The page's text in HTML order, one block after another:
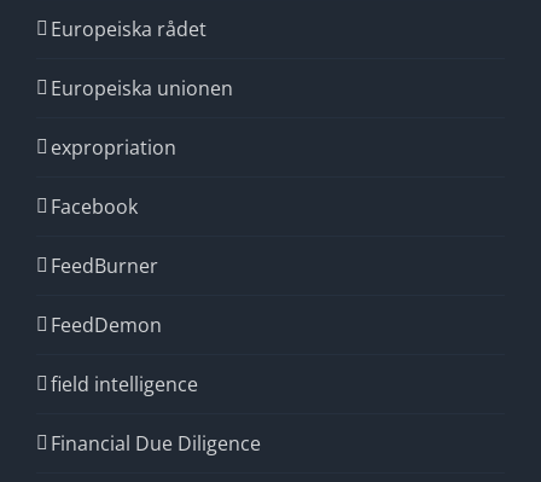
Europeiska rådet
Europeiska unionen
expropriation
Facebook
FeedBurner
FeedDemon
field intelligence
Financial Due Diligence